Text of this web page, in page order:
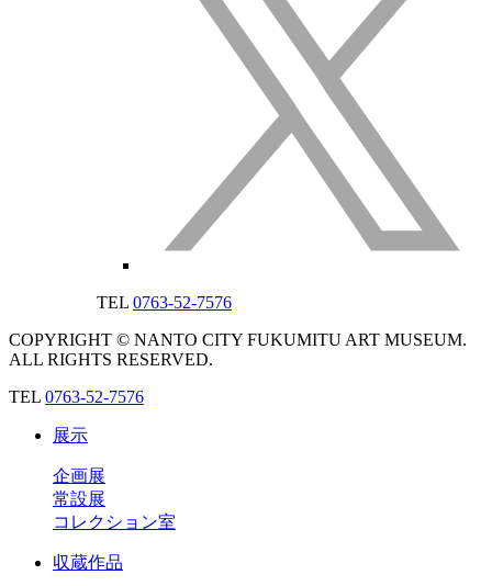
TEL 0763-52-7576
COPYRIGHT © NANTO CITY FUKUMITU ART MUSEUM.
ALL RIGHTS RESERVED.
TEL 0763-52-7576
展示
企画展
常設展
コレクション室
収蔵作品